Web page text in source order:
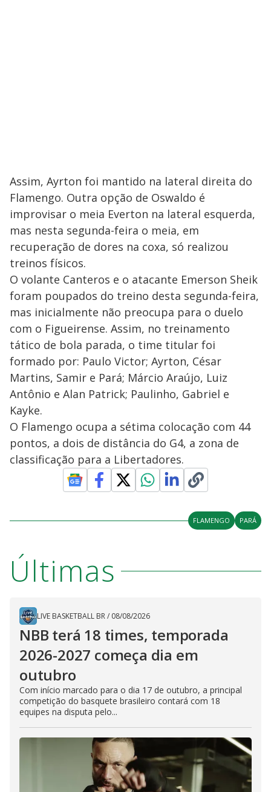
Assim, Ayrton foi mantido na lateral direita do
Flamengo. Outra opção de Oswaldo é
improvisar o meia Everton na lateral esquerda,
mas nesta segunda-feira o meia, em
recuperação de dores na coxa, só realizou
treinos físicos.
O volante Canteros e o atacante Emerson Sheik
foram poupados do treino desta segunda-feira,
mas inicialmente não preocupa para o duelo
com o Figueirense. Assim, no treinamento
tático de bola parada, o time titular foi
formado por: Paulo Victor; Ayrton, César
Martins, Samir e Pará; Márcio Araújo, Luiz
Antônio e Alan Patrick; Paulinho, Gabriel e
Kayke.
O Flamengo ocupa a sétima colocação com 44
pontos, a dois de distância do G4, a zona de
classificação para a Libertadores.
FLAMENGO PARÁ
Últimas
LIVE BASKETBALL BR/ 08/08/2026
NBB terá 18 times, temporada
2026-2027 começa dia em
outubro
Com início marcado para o dia 17 de outubro, a principal
competição do basquete brasileiro contará com 18
equipes na disputa pelo...